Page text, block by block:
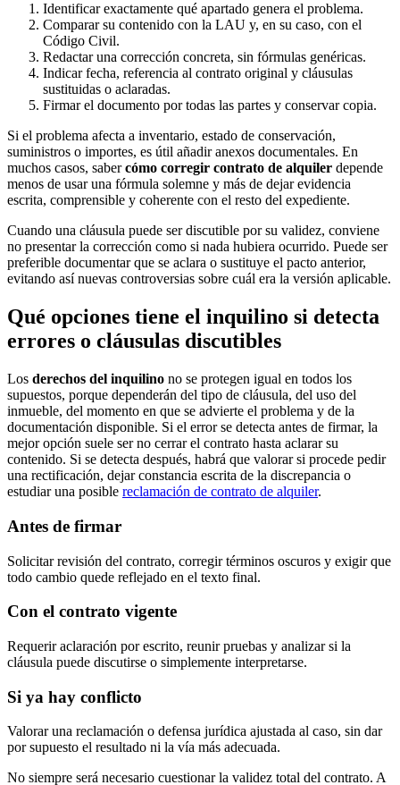
Identificar exactamente qué apartado genera el problema.
Comparar su contenido con la LAU y, en su caso, con el
Código Civil.
Redactar una corrección concreta, sin fórmulas genéricas.
Indicar fecha, referencia al contrato original y cláusulas
sustituidas o aclaradas.
Firmar el documento por todas las partes y conservar copia.
Si el problema afecta a inventario, estado de conservación,
suministros o importes, es útil añadir anexos documentales. En
muchos casos, sabercómo corregir contrato de alquiler depende
menos de usar una fórmula solemne y más de dejar evidencia
escrita, comprensible y coherente con el resto del expediente.
Cuando una cláusula puede ser discutible por su validez, conviene
no presentar la corrección como si nada hubiera ocurrido. Puede ser
preferible documentar que se aclara o sustituye el pacto anterior,
evitando así nuevas controversias sobre cuál era la versión aplicable.
Qué opciones tiene el inquilino si detecta
errores o cláusulas discutibles
Los derechos del inquilino no se protegen igual en todos los
supuestos, porque dependerán del tipo de cláusula, del uso del
inmueble, del momento en que se advierte el problema y de la
documentación disponible. Si el error se detecta antes de firmar, la
mejor opción suele ser no cerrar el contrato hasta aclarar su
contenido. Si se detecta después, habrá que valorar si procede pedir
una rectificación, dejar constancia escrita de la discrepancia o
estudiar una posible reclamación de contrato de alquiler.
Antes de firmar
Solicitar revisión del contrato, corregir términos oscuros y exigir que
todo cambio quede reflejado en el texto final.
Con el contrato vigente
Requerir aclaración por escrito, reunir pruebas y analizar si la
cláusula puede discutirse o simplemente interpretarse.
Si ya hay conflicto
Valorar una reclamación o defensa jurídica ajustada al caso, sin dar
por supuesto el resultado ni la vía más adecuada.
No siempre será necesario cuestionar la validez total del contrato. A